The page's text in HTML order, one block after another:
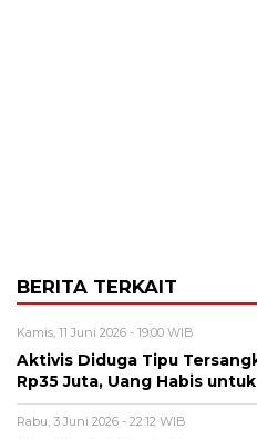
BERITA TERKAIT
Kamis, 11 Juni 2026 - 19:00 WIB
Aktivis Diduga Tipu
Rp35 Juta, Uang Habis
Rabu, 3 Juni 2026 - 22:12 WIB